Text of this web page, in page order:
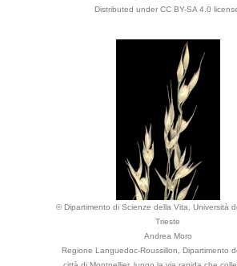
Distributed under CC BY-SA 4.0
© Dipartimento di Scienze della Vita, Università
Trieste
Andrea Moro
Regione Languedoc-Roussillon, Dipartimento